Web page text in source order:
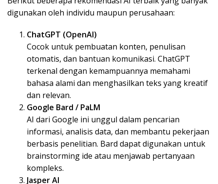
digunakan oleh individu maupun perusahaan:
ChatGPT (OpenAI)
Cocok untuk pembuatan konten, penulisan
otomatis, dan bantuan komunikasi. ChatGPT
terkenal dengan kemampuannya memahami
bahasa alami dan menghasilkan teks yang kreatif
dan relevan.
Google Bard / PaLM
AI dari Google ini unggul dalam pencarian
informasi, analisis data, dan membantu pekerjaan
berbasis penelitian. Bard dapat digunakan untuk
brainstorming ide atau menjawab pertanyaan
kompleks.
Jasper AI